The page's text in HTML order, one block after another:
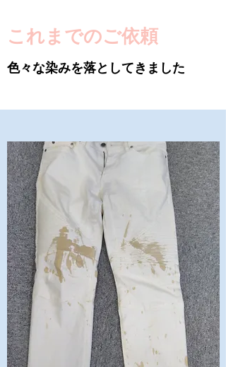
これまでのご依頼
色々な染みを落としてきました